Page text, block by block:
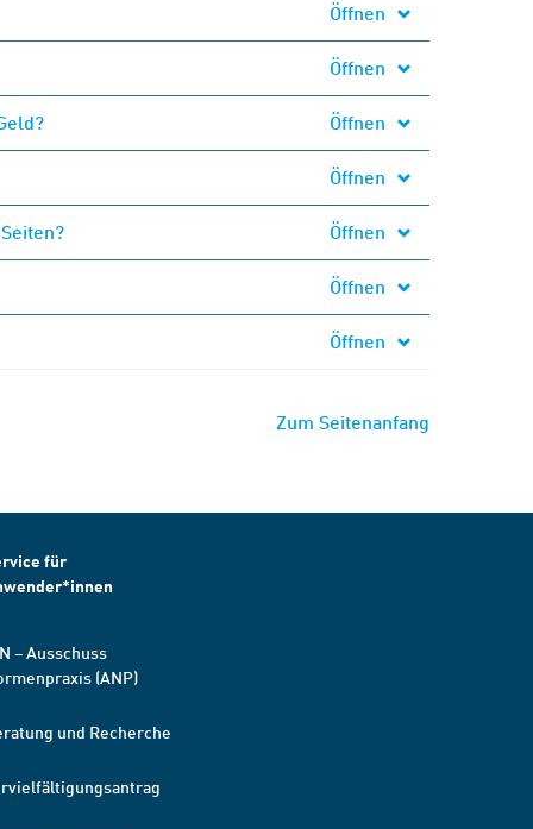
Öffnen
Öffnen
Öffnen
Öffnen
Öffnen
Öffnen
Öffnen
Zum Seitenanfang
für
– Ausschuss
(ANP)
und Recherche